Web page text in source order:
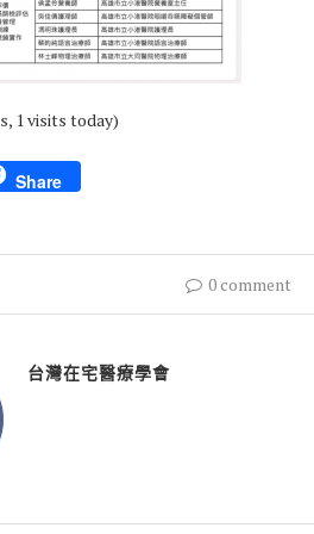
1 visits today)
Share
0 comment
台灣在宅醫療學會